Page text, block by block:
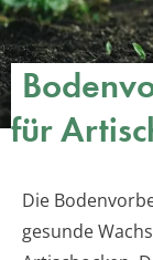
für
Die
gesunde